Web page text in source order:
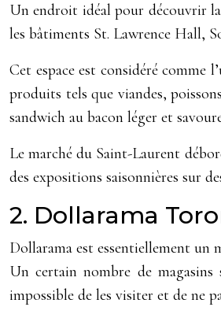
Un endroit idéal pour découvrir
les bâtiments St. Lawrence Hall,
Cet espace est considéré comme
produits tels que viandes,
sandwich au bacon léger et
Le marché du Saint-Laurent
des expositions saisonnières sur
2. Dollarama
Dollarama est essentiellement un
Un certain nombre de
impossible de les visiter et de ne